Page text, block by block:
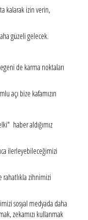
kalarak izin verin,
güzeli gelecek.
de karma noktaları
açı bize kafamızın
haber aldığımız
ilerleyebileceğimizi
rahatlıkla zihnimizi
sosyal medyada daha
zekamızı kullanmak